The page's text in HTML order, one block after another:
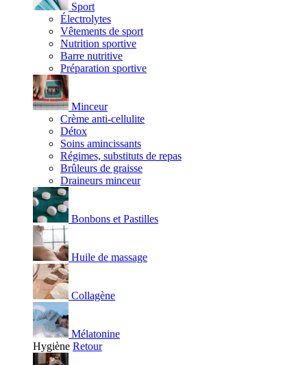
Sport
Électrolytes
Vêtements de sport
Nutrition sportive
Barre nutritive
Préparation sportive
Minceur
Crème anti-cellulite
Détox
Soins amincissants
Régimes, substituts de repas
Brûleurs de graisse
Draineurs minceur
Bonbons et Pastilles
Huile de massage
Collagène
Mélatonine
Hygiène Retour